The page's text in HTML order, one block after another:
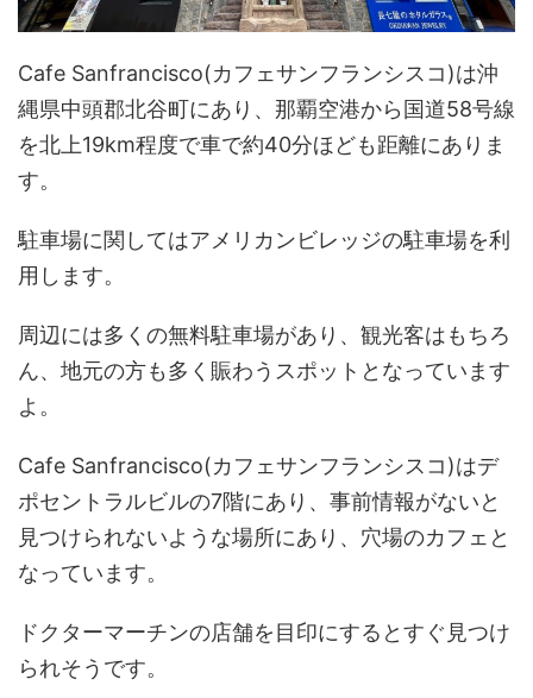
Cafe Sanfrancisco(カフェサンフランシスコ)は沖
縄県中頭郡北谷町にあり、那覇空港から国道58号線
を北上19km程度で車で約40分ほども距離にありま
す。
駐車場に関してはアメリカンビレッジの駐車場を利
用します。
周辺には多くの無料駐車場があり、観光客はもちろ
ん、地元の方も多く賑わうスポットとなっています
よ。
Cafe Sanfrancisco(カフェサンフランシスコ)はデ
ポセントラルビルの7階にあり、事前情報がないと
見つけられないような場所にあり、穴場のカフェと
なっています。
ドクターマーチンの店舗を目印にするとすぐ見つけ
られそうです。